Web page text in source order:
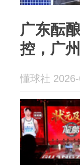
广东酝
控，广
懂球社